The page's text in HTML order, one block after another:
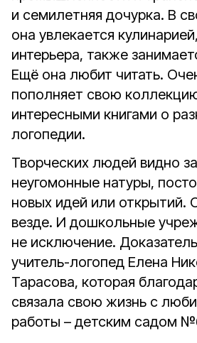
и семилетняя дочурка. В
она увлекается
интерьера, также
Ещё она любит читать.
пополняет свою
интересными книгами о
логопедии.
Творческих людей видно
неугомонные натуры,
новых идей или открытий.
везде. И дошкольные
не исключение.
учитель-логопед Елена
Тарасова, которая
связала свою жизнь с
работы – детским садом